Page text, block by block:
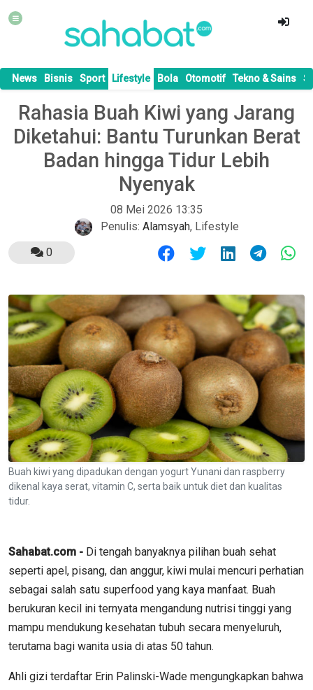
News Bisnis Sport Lifestyle Bola Otomotif Tekno & Sains
Rahasia Buah Kiwi yang Jarang
Diketahui: Bantu Turunkan Berat
Badan hingga Tidur Lebih
Nyenyak
08 Mei 2026 13:35
Penulis: Alamsyah, Lifestyle
0
Buah kiwi yang dipadukan dengan yogurt Yunani dan raspberry
dikenal kaya serat, vitamin C, serta baik untuk diet dan kualitas
tidur.
Sahabat.com - Di tengah banyaknya pilihan buah sehat
seperti apel, pisang, dan anggur, kiwi mulai mencuri perhatian
sebagai salah satu superfood yang kaya manfaat. Buah
berukuran kecil ini ternyata mengandung nutrisi tinggi yang
mampu mendukung kesehatan tubuh secara menyeluruh,
terutama bagi wanita usia di atas 50 tahun.
Ahli gizi terdaftar Erin Palinski-Wade mengungkapkan bahwa